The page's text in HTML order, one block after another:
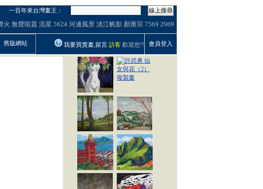
一百年來台灣畫王：
線上搜尋
火 無聲喧囂 流星 5624 河邊風景 淡江帆影 顏雍宗 7569 2969
舊版網站 我要買賣畫,留言 訪客 歡迎您!! 會員登入